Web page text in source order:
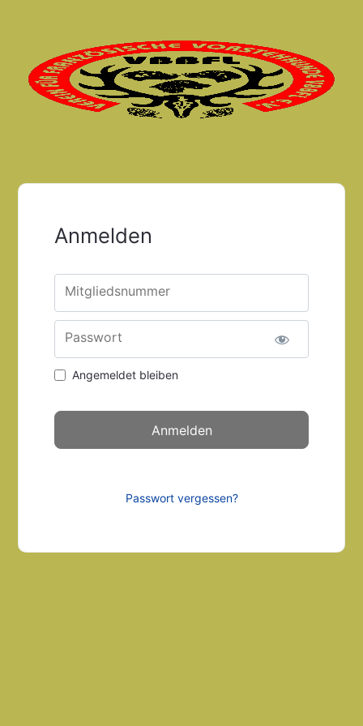
Anmelden
Mitgliedsnummer
Passwort
Angemeldet bleiben
Passwort vergessen?